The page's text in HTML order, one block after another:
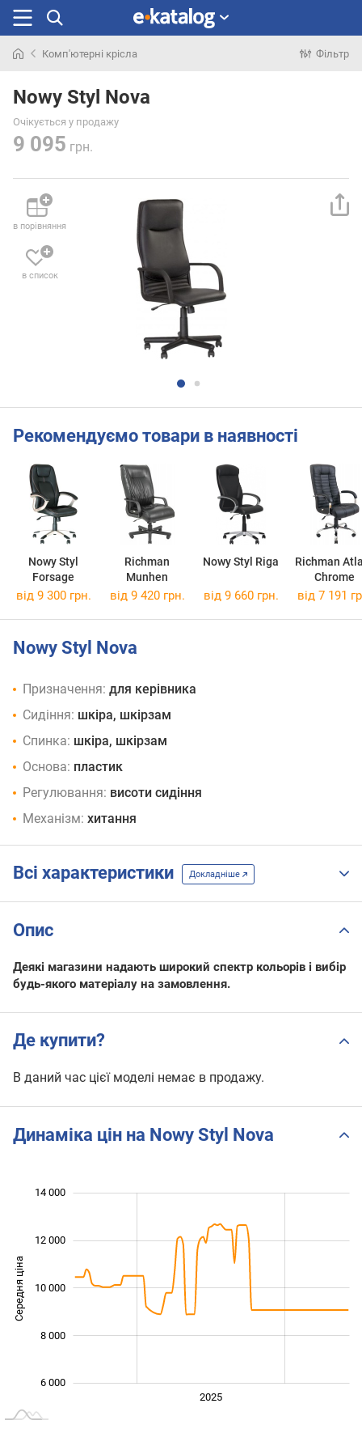
раніше
Комп'ютерні крісла Фільтр
Nowy Styl Nova
Очікується у продажу
9 095 грн.
в порівняння
в список
Рекомендуємо товари в наявності
Nowy Styl
Forsage
Richman
Munhen
Nowy Styl Riga
Richman
Chrome
від 9 300 грн. від 9 420 грн. від 9 660 грн. від 7 191
Nowy Styl Nova
Призначення: для керівника
Сидіння: шкіра, шкірзам
Спинка: шкіра, шкірзам
Основа: пластик
Регулювання: висоти сидіння
Механізм: хитання
Всі характеристики Докладніше
Опис
Деякі магазини надають широкий спектр кольорів і вибір
будь-якого матеріалу на замовлення.
Де купити?
В даний час цієї моделі немає в продажу.
Динаміка цін на Nowy Styl Nova
Середня ціна 10 000
6 000
8 000
10 000
12 000
14 000
2025